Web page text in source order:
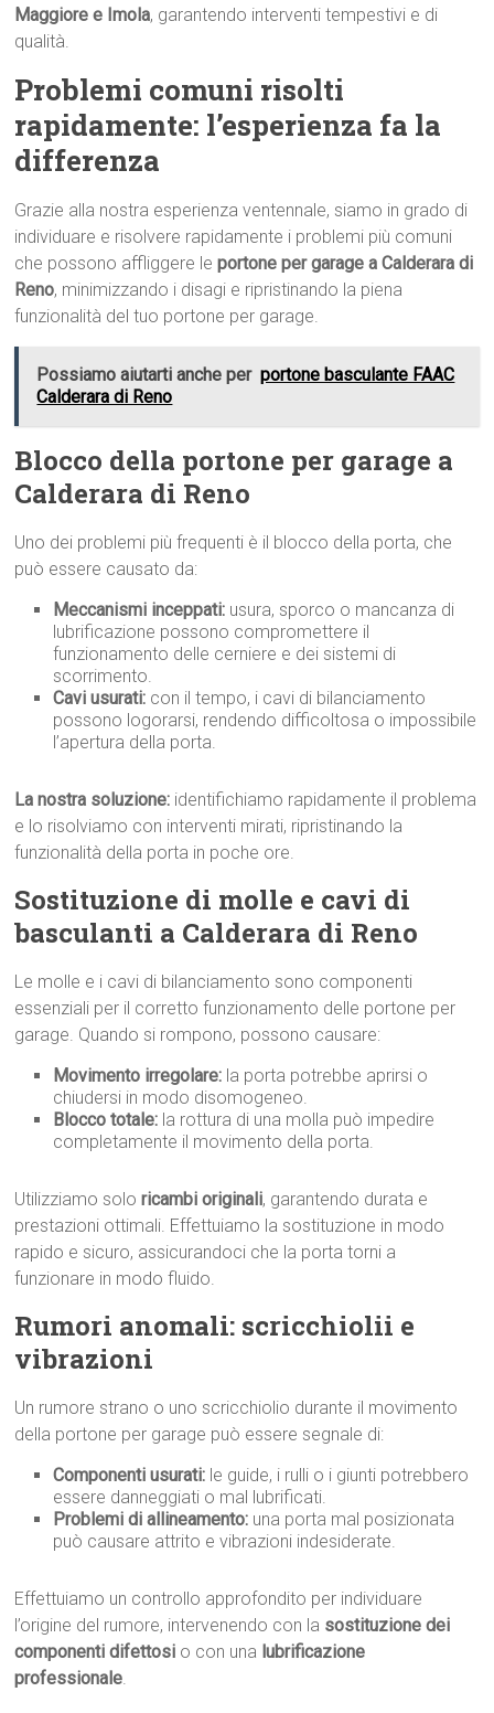
Maggiore e Imola, garantendo interventi tempestivi e di
qualità.
Problemi comuni risolti
rapidamente: l’esperienza fa la
differenza
Grazie alla nostra esperienza ventennale, siamo in grado di
individuare e risolvere rapidamente i problemi più comuni
che possono affliggere leportone per garage a Calderara di
Reno, minimizzando i disagi e ripristinando la piena
funzionalità del tuo portone per garage.
Possiamo aiutarti anche per portone basculante FAAC
Calderara di Reno
Blocco della portone per garage a
Calderara di Reno
Uno dei problemi più frequenti è il blocco della porta, che
può essere causato da:
Meccanismi inceppati: usura, sporco o mancanza di
lubrificazione possono compromettere il
funzionamento delle cerniere e dei sistemi di
scorrimento.
Cavi usurati: con il tempo, i cavi di bilanciamento
possono logorarsi, rendendo difficoltosa o impossibile
l’apertura della porta.
La nostra soluzione: identifichiamo rapidamente il problema
e lo risolviamo con interventi mirati, ripristinando la
funzionalità della porta in poche ore.
Sostituzione di molle e cavi di
basculanti a Calderara di Reno
Le molle e i cavi di bilanciamento sono componenti
essenziali per il corretto funzionamento delle portone per
garage. Quando si rompono, possono causare:
Movimento irregolare: la porta potrebbe aprirsi o
chiudersi in modo disomogeneo.
Blocco totale: la rottura di una molla può impedire
completamente il movimento della porta.
Utilizziamo soloricambi originali, garantendo durata e
prestazioni ottimali. Effettuiamo la sostituzione in modo
rapido e sicuro, assicurandoci che la porta torni a
funzionare in modo fluido.
Rumori anomali: scricchiolii e
vibrazioni
Un rumore strano o uno scricchiolio durante il movimento
della portone per garage può essere segnale di:
Componenti usurati: le guide, i rulli o i giunti potrebbero
essere danneggiati o mal lubrificati.
Problemi di allineamento: una porta mal posizionata
può causare attrito e vibrazioni indesiderate.
Effettuiamo un controllo approfondito per individuare
l’origine del rumore, intervenendo con la sostituzione dei
componenti difettosi o con una lubrificazione
professionale.